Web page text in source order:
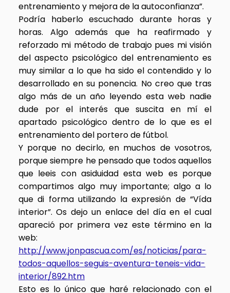
entrenamiento y mejora de la autoconfianza”.
Podría haberlo escuchado durante horas y
horas. Algo además que ha reafirmado y
reforzado mi método de trabajo pues mi visión
del aspecto psicológico del entrenamiento es
muy similar a lo que ha sido el contendido y lo
desarrollado en su ponencia. No creo que tras
algo más de un año leyendo esta web nadie
dude por el interés que suscita en mí el
apartado psicológico dentro de lo que es el
entrenamiento del portero de fútbol.
Y porque no decirlo, en muchos de vosotros,
porque siempre he pensado que todos aquellos
que leeis con asiduidad esta web es porque
compartimos algo muy importante; algo a lo
que di forma utilizando la expresión de “Vída
interior”. Os dejo un enlace del día en el cual
apareció por primera vez este término en la
web:
http://www.jonpascua.com/es/noticias/para-
todos-aquellos-seguis-aventura-teneis-vida-
interior/892.htm
Esto es lo único que haré relacionado con el